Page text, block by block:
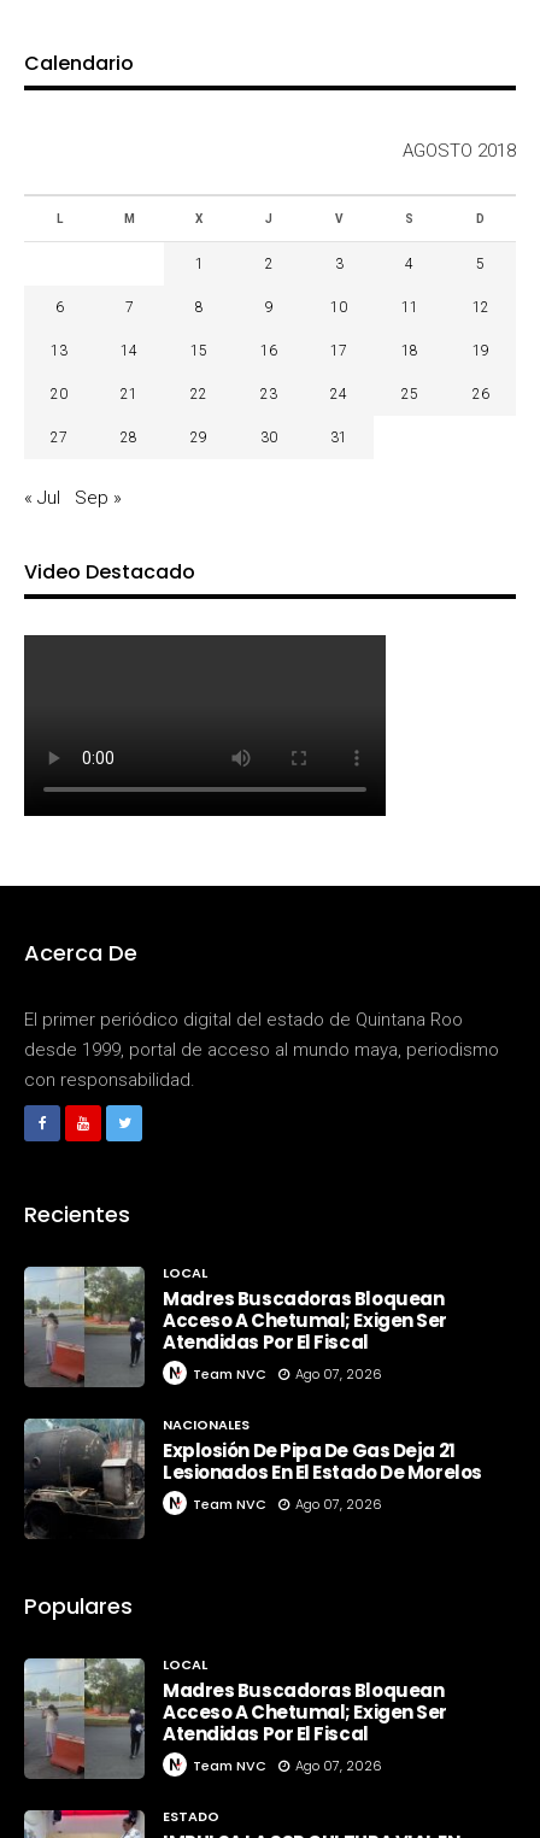
Calendario
AGOSTO 2018
L M X J V S D
1 2 3 4 5
6 7 8 9 10 11 12
13 14 15 16 17 18 19
20 21 22 23 24 25 26
27 28 29 30 31
« Jul Sep »
Video Destacado
Acerca De
El primer periódico digital del estado de Quintana Roo
desde 1999, portal de acceso al mundo maya, periodismo
con responsabilidad.
Recientes
LOCAL
Madres Buscadoras Bloquean
Acceso A Chetumal; Exigen Ser
Atendidas Por El Fiscal
Team NVC Ago 07, 2026
NACIONALES
Explosión De Pipa De Gas Deja 21
Lesionados En El Estado De Morelos
Team NVC Ago 07, 2026
Populares
LOCAL
Madres Buscadoras Bloquean
Acceso A Chetumal; Exigen Ser
Atendidas Por El Fiscal
Team NVC Ago 07, 2026
ESTADO